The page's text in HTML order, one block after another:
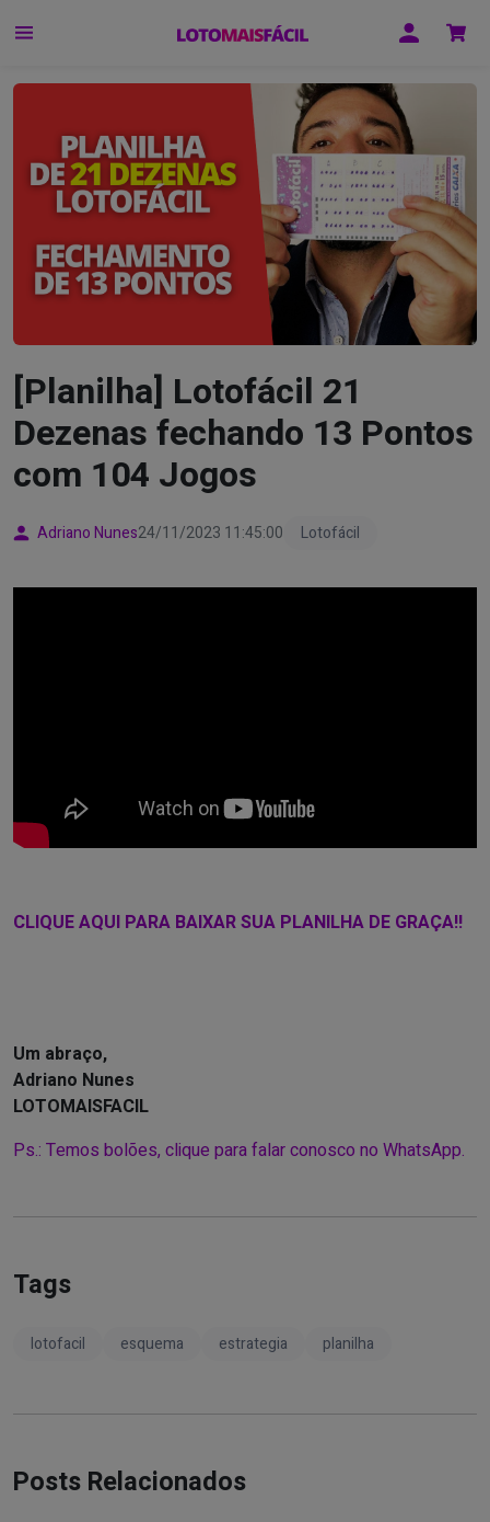
[Planilha] Lotofácil 21
Dezenas fechando 13 Pontos
com 104 Jogos
Adriano Nunes24/11/2023 11:45:00 Lotofácil
CLIQUE AQUI PARA BAIXAR SUA PLANILHA DE GRAÇA!!
Um abraço,
Adriano Nunes
LOTOMAISFACIL
Ps.: Temos bolões, clique para falar conosco no WhatsApp.
Tags
lotofacil esquema estrategia planilha
Posts Relacionados